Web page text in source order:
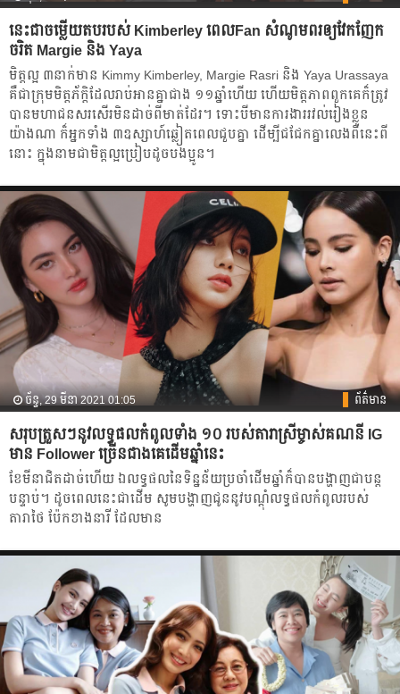
នេះជា​ចម្លើយតបរបស់ Kimberley ពេលFan សំណូមពរឲ្យវែកញែក
ចរិត Margie និង Yaya
មិត្តល្អ​ ៣នាក់មាន​ Kimmy Kimberley, Margie Rasri និង Yaya Urassaya
គឺជា​ក្រុមមិត្តភ័ក្តិដែល​រាប់អាន​គ្នា​ជាង ១១ឆ្នាំ​ហើយ ហើយមិត្តភាពពួកគេក៏ត្រូវ​
បាន​មហាជន​សរសើរ​មិនដាច់ពីមាត់ដែរ។ ទោះ​បី​មាន​ការងារ​រវល់រៀងខ្លួន​
យ៉ាង​ណា ក៏អ្នក​ទាំង ៣​ឧស្សាហ៍ឆ្លៀតពេលជួបគ្នា ដើម្បី​ជជែកគ្នា​លេងពីនេះពី
នោះ ក្នុង​នាម​ជា​មិត្តល្អ​ប្រៀបដូច​បងប្អូន។
ច័ន្ទ, 29 មីនា 2021 01:05 ព័ត៌មាន
សរុបត្រួសៗនូវលទ្ធផល​កំពូលទាំង ១០ របស់តារាស្រីម្ចាស់គណនី IG
មាន Follower ច្រើនជាងគេដើមឆ្នាំនេះ
ខែមីនាជិត​ដាច់ហើយ ឯលទ្ធផល​នៃ​ទិន្នន័យប្រចាំដើមឆ្នាំក៏បាន​បង្ហាញ​ជា​បន្ត
បន្ទាប់។ ដូចពេល​នេះជាដើម សូម​បង្ហាញជូននូវបណ្ដុំលទ្ធផល​កំពូល​របស់
តារាថៃ ប៉ែក​ខាងនារី ដែល​មាន